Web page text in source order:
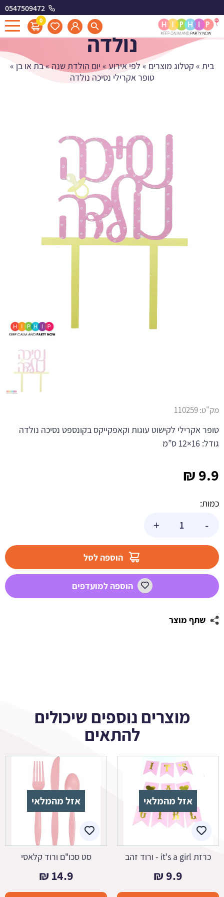
0547509472
0
טופר אקרילי נסיכה
נולדה
בית » קטלוג מוצרים » לפי אירוע» יום הולדת שנה»בת או בן »
טופר אקרילי נסיכה נולדה
9.9
₪
כמות:
-
נולדה
+
הוספה לסל
הוספה למועדפים
שתף מוצר
מק"ט:110259
טופר אקרילי לקישוט עוגות וקאפקייקס בקונספט נסיכה נולדה
גודל: 16×12 ס”מ
מוצרים נוספים שיכולים
להתאים
אזל מהמלאי
כרזת it's a girl - ורוד זהב
9.9
₪
אזל מהמלאי
סט סכו"ם ורוד קלאסי
14.9
₪